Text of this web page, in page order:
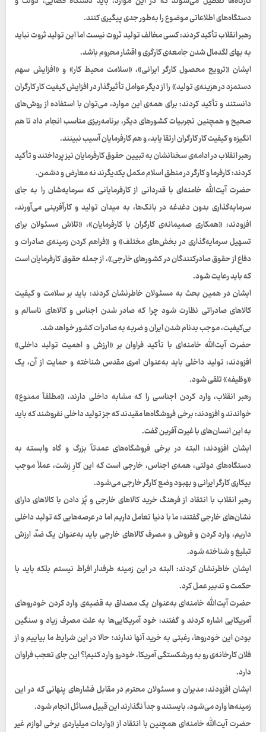
دستگاه‌های اطلاعاتی موضوع را به‌طور جدی پیگیری کنند.
رهبر انقلاب تأکید کردند: کسی مخالف تولید ثروت نیست اما این تولید ثروت نباید
به بهای لگدمال شدن جامعه‌ی کارگری و اقشار محروم باشد.
ایشان «ترویج محصول کارگر ایرانی»، «سلامت محیط کار» و «افزایش سهم
دستمزد در هزینه‌ی تولید» را از دیگر عوامل تأثیرگذار در افزایش کیفیت کار کارگران
دانستند و تأکید کردند: برای همه‌ی این موارد، می‌توان با استفاده از روش‌های
صحیح و همچنین تجربیات کشورهای دیگر، برنامه‌ریزی مناسب انجام داد تا هم
انگیزه و کیفیت کار کارگران ارتقا یابد، و هم کارفرمایان آسیب نبینند.
رهبر انقلاب در ادامه‌ی سخنانشان به تبیین حقوق کارفرمایان نیز پرداختند و تأکید
کردند: کارفرما و کارگر در منطق اسلام مکمل یکدیگرند نه معارض و دشمن.
حضرت آیت‌الله خامنه‌ای با قدردانی از کارفرمایانی که سرمایه‌شان را به جای
سرمایه‌گذاری بدون دغدغه در بانک‌ها، به میدان تولید و کارآفرینی می‌آورند،
افزودند: «همکاری صمیمانه‌ی کارگران با کارفرمایان»، «تلاش مسئولان برای
تسهیل سرمایه‌گذاری در بخش‌های مختلف» و «فراهم کردن زمینه‌ی صادرات و
دفاع از حقوق صادرکنندگان در کشورهای خارجی»، از جمله حقوق کارفرمایان است
که باید رعایت شود.
ایشان در همین بحث به مسئولان خاطرنشان کردند: باید بر سلامت و کیفیت
کالاهای صادراتی نظارت شود چرا که صادر شدن اجناس و کالاهای ناسالم و
بی‌کیفیت، موجب بدنام شدن ایران و ضربه به صادرات کشور خواهد شد.
حضرت آیت‌الله خامنه‌ای با تأکید فراوان بر «ارزش و اهمیت تولید داخلی»
افزودند: تولید داخلی باید به‌عنوان امری مقدس شناخته و حمایت از آن، یک
«وظیفه» تلقی شود.
رهبر انقلاب، وارد کردن اجناسی را که مشابه داخلی دارند، «مطلقاً ممنوع»
خواندند و افزودند: برخی فروشگاه‌ها مقیدند که جز تولید داخلی نفروشند که باید
به این انسان‌های با غیرت آفرین گفت.
ایشان افزودند: البته در برخی فروشگاه‌های عمدتاً بزرگ و گاه وابسته به
دستگاه‌های دولتی، همه‌ی اجناس، خارجی است که این کارِ زشت، عملاً موجب
بیکاری کارگر ایرانی و بهبود وضع کارگر خارجی می‌شود.
رهبر انقلاب با انتقاد از فرهنگ خرید کالاهای خارجی و پُز دادن با کالاهای دارای
نشان‌های خارجی گفتند: ما با دنیا تعامل داریم اما در عرصه‌هایی که تولید داخلی
داریم، وارد کردن و فروش و مصرف کالاهای خارجی باید به‌عنوان یک ضدّ ارزش
تبلیغ و شناخته شود.
ایشان خاطرنشان کردند: البته در این زمینه طرفدار افراط نیستم بلکه باید با
حکمت و تدبیر عمل کرد.
حضرت آیت‌الله خامنه‌ای به‌عنوان یک مصداق به قضیه‌ی وارد کردن خودروهای
آمریکایی اشاره کردند و گفتند: خود آمریکایی‌ها به علت مصرف زیاد و سنگین
بودن این خودروها، رغبتی به خرید آنها ندارند؛ حالا در این شرایط ما بیاییم و از
فلان کارخانه‌ی رو به ورشکستگی آمریکا، خودرو وارد کنیم!؟ این جای تعجب فراوان
دارد.
ایشان افزودند: مدیران و مسئولان محترم در مقابل فشارهای پنهانی که در این
زمینه‌ها وارد می‌شود، بایستند و جداً نگذارند این قبیل مسائل انجام شود.
حضرت آیت‌الله خامنه‌ای همچنین با انتقاد از «واردات میلیاردی برخی لوازم غیر